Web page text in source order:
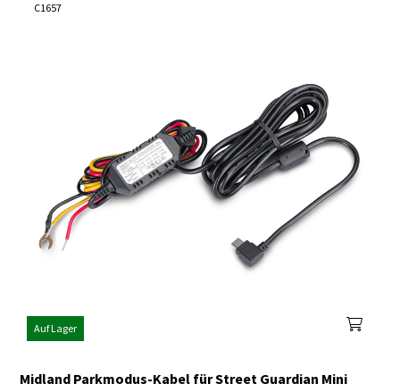
C1657
Auf Lager
Midland Parkmodus-Kabel für Street Guardian Mini